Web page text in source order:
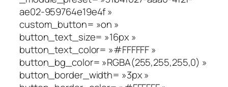
ae02-959764e19e4f »
custom_button= »on »
button_text_size= »16px »
button_text_color= »#FFFFFF »
button_bg_color= »RGBA(255,255,255,0) »
button_border_width= »3px »